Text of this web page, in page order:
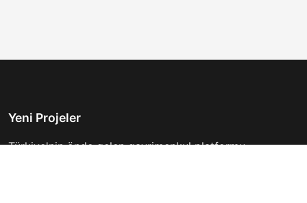
Yeni Projeler
Türkiye'nin önde gelen gayrimenkul platformu.